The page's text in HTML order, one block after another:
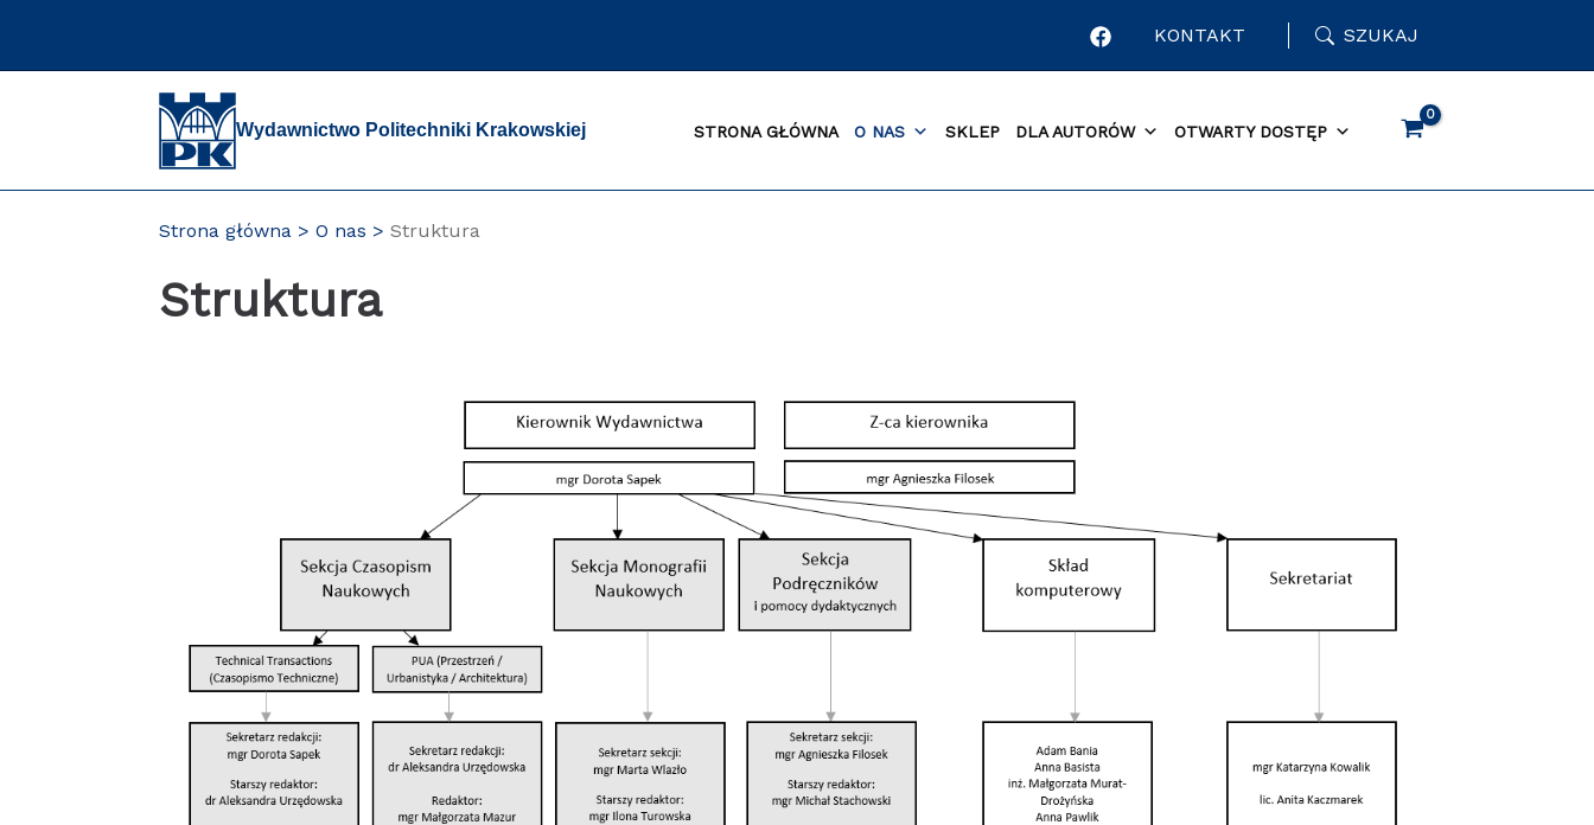
KONTAKT SZUKAJ
Wydawnictwo Politechniki Krakowskiej STRONA GŁÓWNA O NAS SKLEP DLA AUTORÓW OTWARTY DOSTĘP
Strona główna O nas Struktura
Struktura